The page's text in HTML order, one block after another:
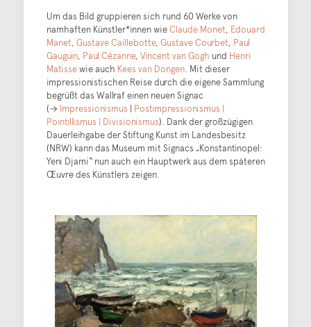
Um das Bild gruppieren sich rund 60 Werke von
namhaften Künstler*innen wieClaude Monet, Edouard
Manet, Gustave Caillebotte, Gustave Courbet, Paul
Gauguin, Paul Cézanne, Vincent van Gogh und Henri
Matissewie auch Kees van Dongen. Mit dieser
impressionistischen Reise durch die eigene Sammlung
begrüßt das Wallraf einen neuen Signac
(→ Impressionismus | Postimpressionismus |
Pointillismus | Divisionismus). Dank der großzügigen
Dauerleihgabe der Stiftung Kunst im Landesbesitz
(NRW) kann das Museum mit Signacs „Konstantinopel:
Yeni Djami“ nun auch ein Hauptwerk aus dem späteren
Œuvre des Künstlers zeigen.